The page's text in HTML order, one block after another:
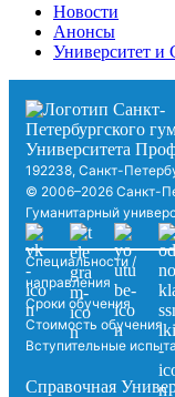
Новости
Анонсы
Университет
192238, Санкт-
© 2006–2026 Санкт-
Гуманитарный
Специальности /
направления
Сроки обучения
Стоимость обучения
Вступительные
Справочная